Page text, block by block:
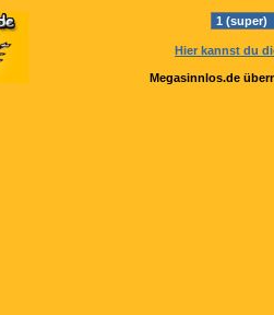
Hier kannst du
Megasinnlos.de